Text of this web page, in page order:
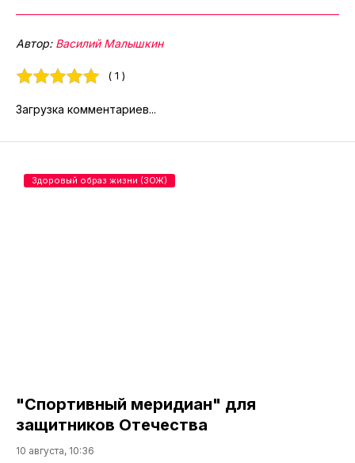
Автор: Василий Малышкин
( 1 )
Загрузка комментариев...
"Спортивный меридиан" для
защитников Отечества
10 августа, 10:36
Здоровый образ жизни (ЗОЖ)